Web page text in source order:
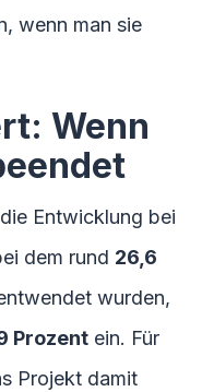
wenn man sie
Wenn
Entwicklung bei
dem rund 26,6
wurden,
Prozent ein. Für
Projekt damit